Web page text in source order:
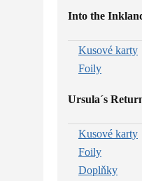
Into the
Kusové karty
Foily
Ursula´s
Kusové karty
Foily
Doplňky